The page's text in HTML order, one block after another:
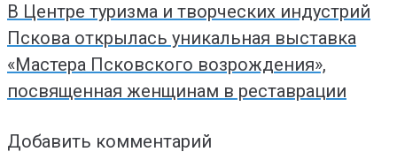
В Центре туризма и творческих индустрий
Пскова открылась уникальная выставка
«Мастера Псковского возрождения»,
посвященная женщинам в реставрации
Добавить комментарий